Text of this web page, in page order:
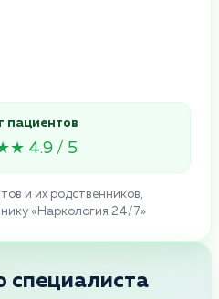
пациентов
4.9 / 5
и их родственников,
«Наркология 24/7»
специалиста